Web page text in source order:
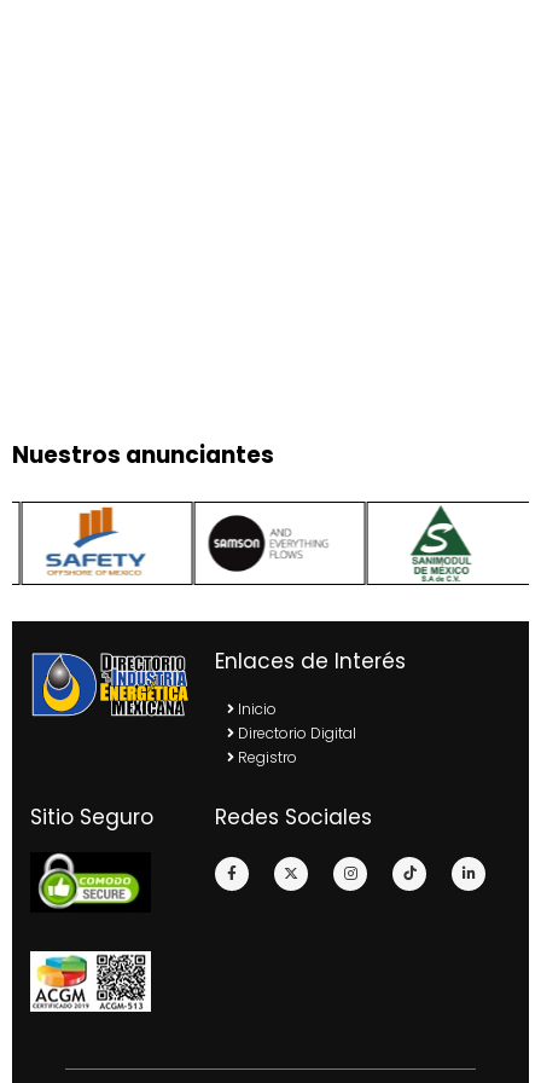
Nuestros anunciantes
Enlaces de Interés
Inicio
Directorio Digital
Registro
Sitio Seguro Redes Sociales